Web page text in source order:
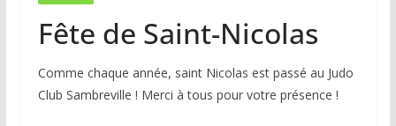
Fête de Saint-Nicolas
Comme chaque année, saint Nicolas est passé au Judo
Club Sambreville ! Merci à tous pour votre présence !